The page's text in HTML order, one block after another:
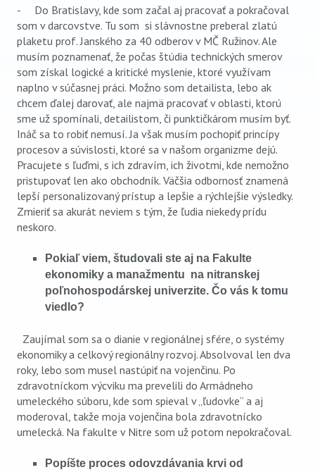
- Do Bratislavy, kde som začal aj pracovať a pokračoval
som v darcovstve. Tu som si slávnostne preberal zlatú
plaketu prof. Janského za 40 odberov v MČ Ružinov. Ale
musím poznamenať, že počas štúdia technických smerov
som získal logické a kritické myslenie, ktoré využívam
naplno v súčasnej práci. Možno som detailista, lebo ak
chcem ďalej darovať, ale najmä pracovať v oblasti, ktorú
sme už spomínali, detailistom, či punktičkárom musím byť.
Ináč sa to robiť nemusí. Ja však musím pochopiť princípy
procesov a súvislosti, ktoré sa v našom organizme dejú.
Pracujete s ľuďmi, s ich zdravím, ich životmi, kde nemožno
pristupovať len ako obchodník. Väčšia odbornosť znamená
lepší personalizovaný prístup a lepšie a rýchlejšie výsledky.
Zmieriť sa akurát neviem s tým, že ľudia niekedy prídu
neskoro.
Pokiaľ viem, študovali ste aj na Fakulte
ekonomiky a manažmentu na nitranskej
poľnohospodárskej univerzite. Čo vás k tomu
viedlo?
Zaujímal som sa o dianie v regionálnej sfére, o systémy
ekonomiky a celkový regionálny rozvoj. Absolvoval len dva
roky, lebo som musel nastúpiť na vojenčinu. Po
zdravotníckom výcviku ma prevelili do Armádneho
umeleckého súboru, kde som spieval v „ľudovke“ a aj
moderoval, takže moja vojenčina bola zdravotnícko
umelecká. Na fakulte v Nitre som už potom nepokračoval.
Popíšte proces odovzdávania krvi od